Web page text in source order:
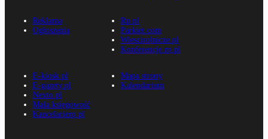
Reklama
Ogłoszenia
Rp.pl
Parkiet.com
Wiescirolnicze.pl
Konferencje.rp.pl
E-kiosk.pl
E-gazety.pl
Nexto.pl
Mała księgowość
Kancelarierp.pl
Mapa strony
Kalendarium